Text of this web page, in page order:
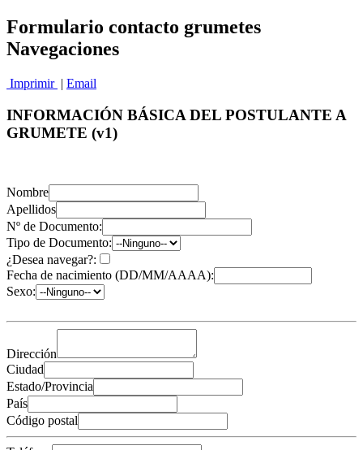
Formulario contacto grumetes
Navegaciones
Imprimir | Email
INFORMACIÓN BÁSICA DEL POSTULANTE A
GRUMETE (v1)
Nombre
Apellidos
Nº de Documento:
Tipo de Documento:
¿Desea navegar?:
Fecha de nacimiento (DD/MM/AAAA):
Sexo:
Dirección
Ciudad
Estado/Provincia
País
Código postal